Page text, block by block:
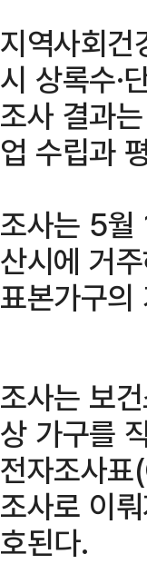
지역사회
시 상록수·
조사 결과
업 수립과
조사는 5월
산시에 거
표본가구의
조사는 보
상 가구를
전자조사
조사로 이
호된다.